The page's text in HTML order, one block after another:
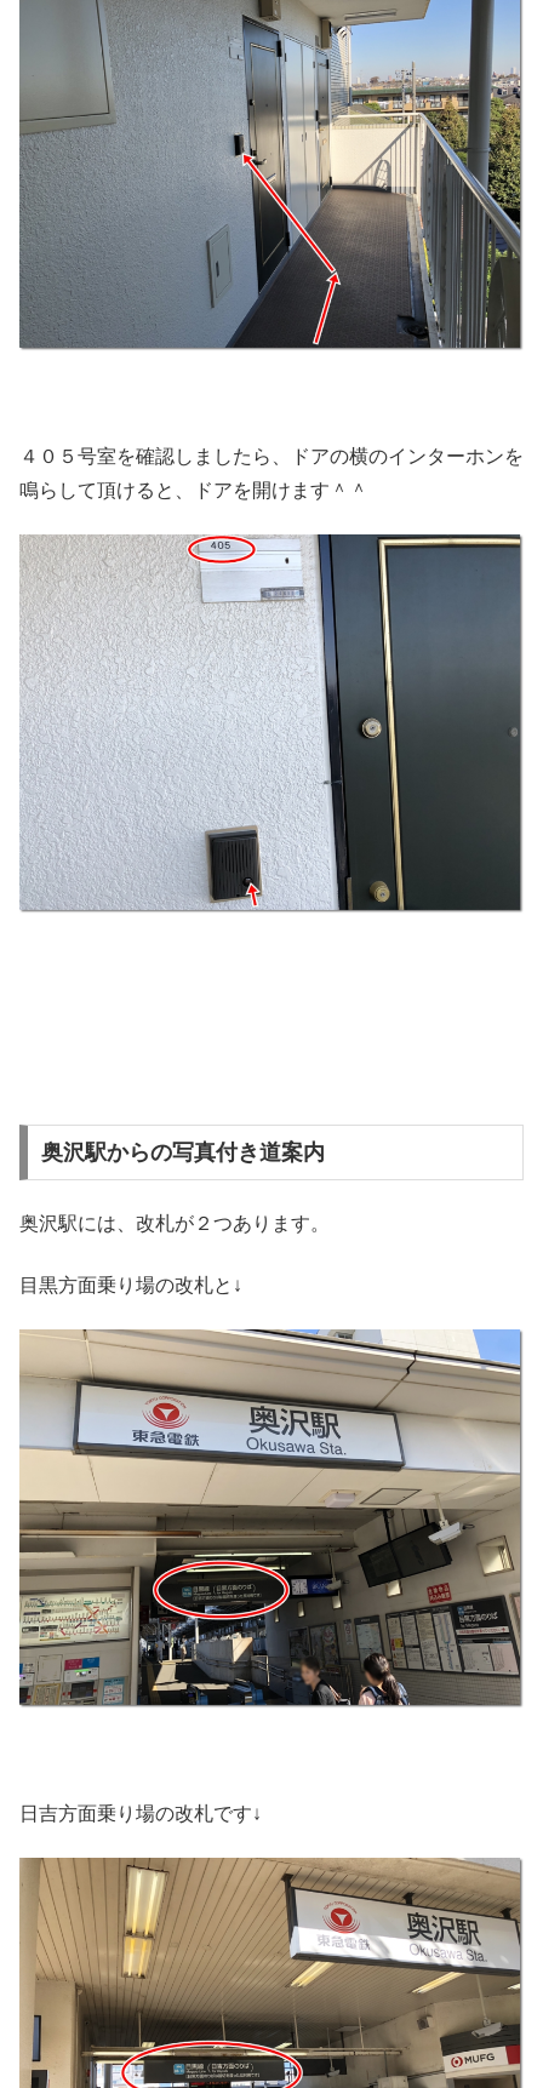
４０５号室を確認しましたら、ドアの横のインターホンを
鳴らして頂けると、ドアを開けます＾＾
奥沢駅からの写真付き道案内
奥沢駅には、改札が２つあります。
目黒方面乗り場の改札と↓
日吉方面乗り場の改札です↓